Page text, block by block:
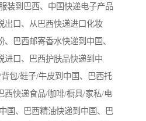
装到巴西、中国快递电子产品
出口、从巴西快递进口化妆
巴西邮寄香水快递到中国、
进口、巴西护肤品快递到中
包/鞋子/牛皮到中国、巴西托
西快递食品/咖啡/橱具/家私/电
国、巴西精油快递到中国、巴